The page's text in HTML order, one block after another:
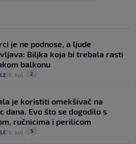
je ne podnose, a ljude
Biljka koja bi trebala rasti
balkonu
9. kol. 2
je koristiti omekšivač na
dana. Evo što se dogodilo s
ručnicima i perilicom
9. kol. 5